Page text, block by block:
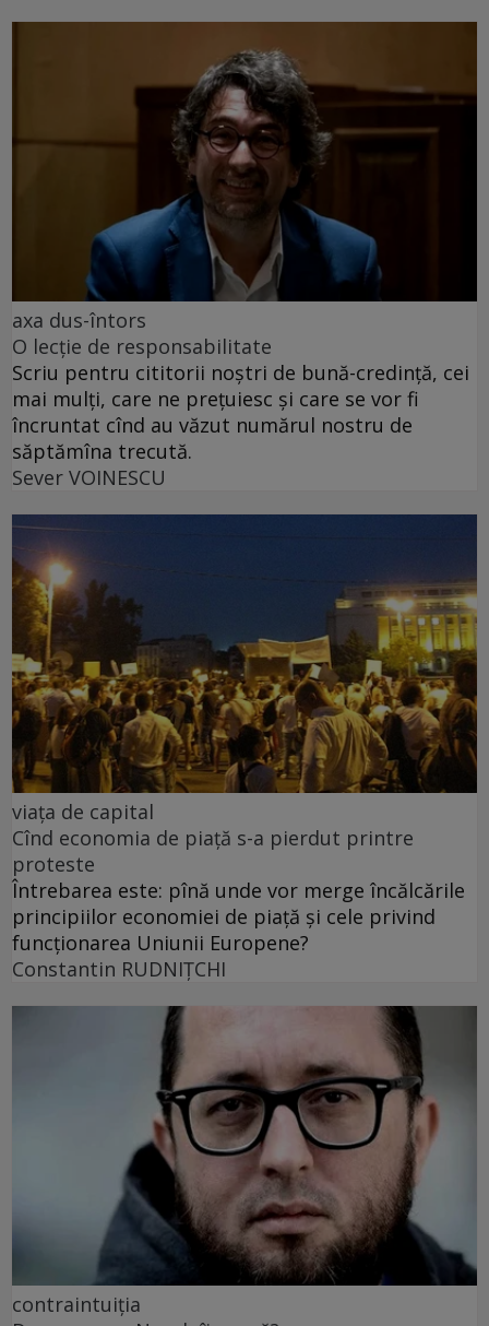
axa dus-întors
O lecție de responsabilitate
Scriu pentru cititorii noștri de bună-credință, cei
mai mulți, care ne prețuiesc și care se vor fi
încruntat cînd au văzut numărul nostru de
săptămîna trecută.
Sever VOINESCU
viața de capital
Cînd economia de piață s-a pierdut printre
proteste
Întrebarea este: pînă unde vor merge încălcările
principiilor economiei de piață și cele privind
funcționarea Uniunii Europene?
Constantin RUDNIŢCHI
contraintuiția